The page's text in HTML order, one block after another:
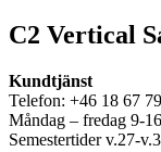
C2 Vertical
Kundtjänst
Telefon: +46 18 67
Måndag – fredag 9-16
Semestertider v.27-